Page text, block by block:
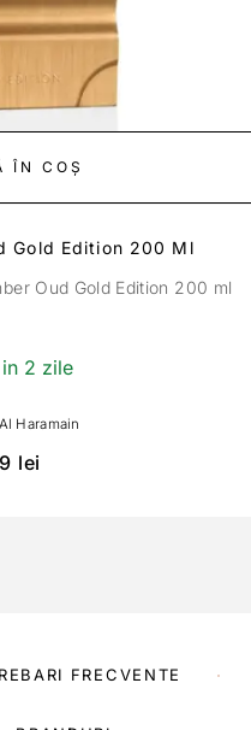
ÎN COȘ
Gold Edition 200 Ml
Oud Gold Edition 200 ml
2 zile
Al Haramain
lei
FRECVENTE